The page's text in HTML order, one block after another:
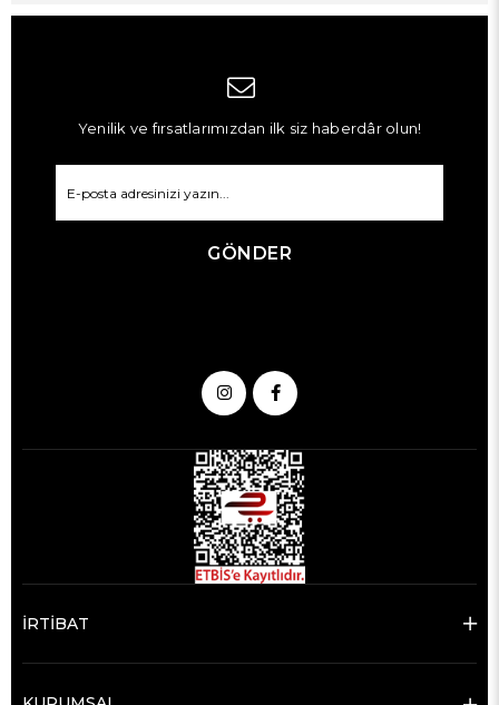
Yenilik ve fırsatlarımızdan ilk siz haberdâr olun!
GÖNDER
İRTİBAT